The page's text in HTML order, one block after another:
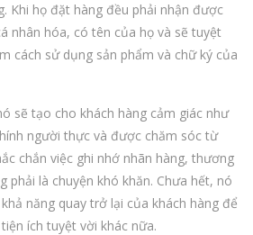
Khi họ đặt hàng đều phải nhận được
nhân hóa, có tên của họ và sẽ tuyệt
cách sử dụng sản phẩm và chữ ký của
sẽ tạo cho khách hàng cảm giác như
người thực và được chăm sóc từ
chắn việc ghi nhớ nhãn hàng, thương
phải là chuyện khó khăn. Chưa hết, nó
năng quay trở lại của khách hàng để
ích tuyệt vời khác nữa.